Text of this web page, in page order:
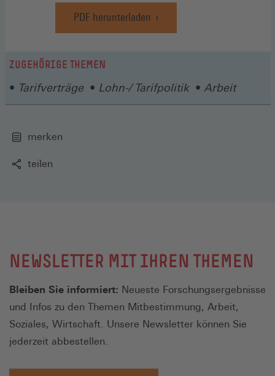
PDF herunterladen
ZUGEHÖRIGE THEMEN
Tarifverträge Lohn-/ Tarifpolitik Arbeit
merken
teilen
NEWSLETTER MIT IHREN THEMEN
Bleiben Sie informiert: Neueste Forschungsergebnisse
und Infos zu den Themen Mitbestimmung, Arbeit,
Soziales, Wirtschaft. Unsere Newsletter können Sie
jederzeit abbestellen.